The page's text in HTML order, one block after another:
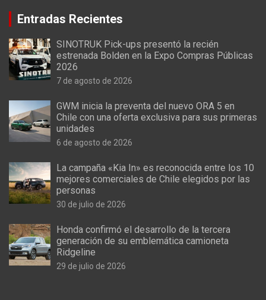
Entradas Recientes
SINOTRUK Pick-ups presentó la recién
estrenada Bolden en la Expo Compras Públicas
2026
7 de agosto de 2026
GWM inicia la preventa del nuevo ORA 5 en
Chile con una oferta exclusiva para sus primeras
unidades
6 de agosto de 2026
La campaña «Kia In» es reconocida entre los 10
mejores comerciales de Chile elegidos por las
personas
30 de julio de 2026
Honda confirmó el desarrollo de la tercera
generación de su emblemática camioneta
Ridgeline
29 de julio de 2026